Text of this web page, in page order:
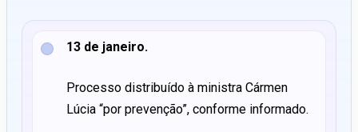
13 de janeiro.
Processo distribuído à ministra Cármen
Lúcia “por prevenção”, conforme informado.